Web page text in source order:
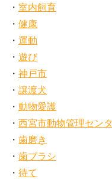
室内飼育
健康
運動
遊び
神戸市
譲渡犬
動物愛護
西宮市動物管理セン
歯磨き
歯ブラシ
待て